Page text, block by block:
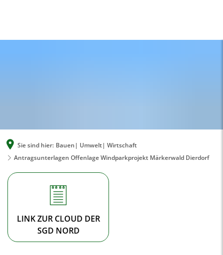
Sie sind hier: Bauen| Umwelt| Wirtschaft
Antragsunterlagen Offenlage Windparkprojekt Märkerwald Dierdorf
Antragsunterlagen
Windparkprojekt
Märkerwald
Dierdorf
LINK ZUR CLOUD DER
SGD NORD